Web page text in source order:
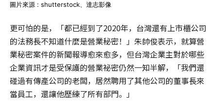
圖片來源 : shutterstock、達志影像
更可怕的是，「都已經到了2020年，台灣還有上市櫃公司
的法務長不知道什麼是營業秘密！」朱帥俊表示，就算營
業秘密案件的新聞報導愈來愈多，但台灣企業主對於哪些
企業資訊才是受保護的營業祕密仍然一知半解，「我們還
碰過有傳產公司的老闆，居然聘用了其他公司的董事長來
當員工，還讓他歷練了所有部門。」